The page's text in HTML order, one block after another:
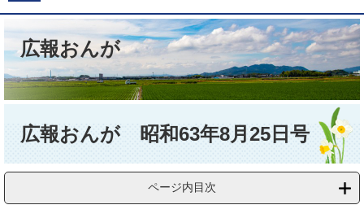
文
へ
広報おんが
広報おんが 昭和63年8月25日号
ページ内目次